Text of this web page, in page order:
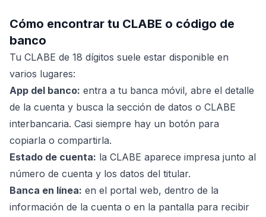
Cómo encontrar tu CLABE o código de
banco
Tu CLABE de 18 dígitos suele estar disponible en
varios lugares:
App del banco: entra a tu banca móvil, abre el detalle
de la cuenta y busca la sección de datos o CLABE
interbancaria. Casi siempre hay un botón para
copiarla o compartirla.
Estado de cuenta: la CLABE aparece impresa junto al
número de cuenta y los datos del titular.
Banca en línea: en el portal web, dentro de la
información de la cuenta o en la pantalla para recibir